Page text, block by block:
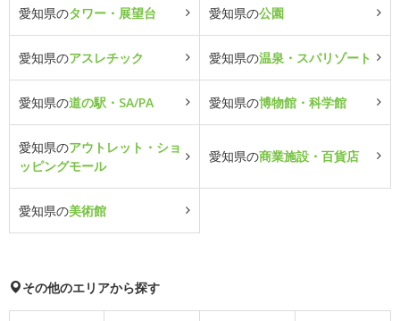
愛知県のタワー・展望台 愛知県の公園
愛知県のアスレチック 愛知県の温泉・スパリゾート
愛知県の道の駅・SA/PA 愛知県の博物館・科学館
愛知県のアウトレット・ショ
ッピングモール
愛知県の商業施設・百貨店
愛知県の美術館
その他のエリアから探す